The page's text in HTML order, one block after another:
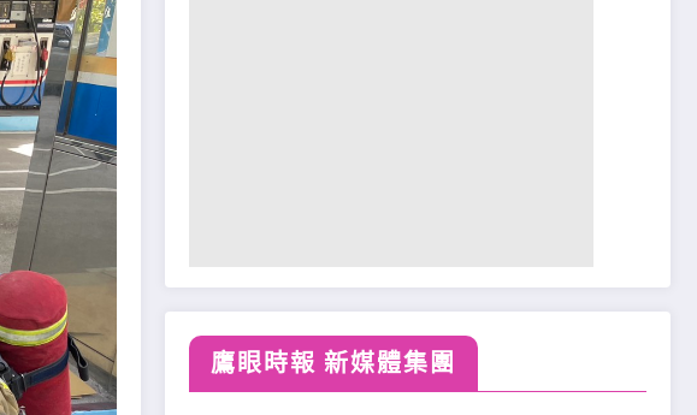
鷹眼時報 新媒體集團